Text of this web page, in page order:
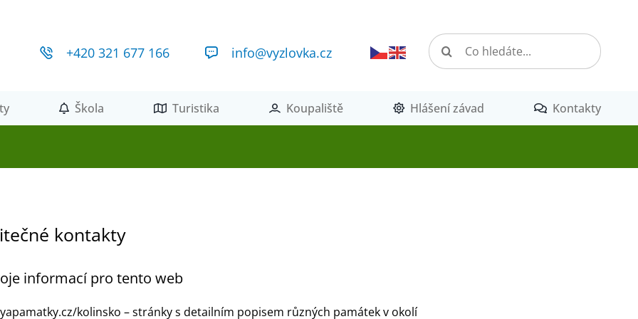
+420 321 677 166 info@vyzlovka.cz
Hledat:
Škola Turistika Koupaliště Hlášení závad Kontakty
kontakty
informací pro tento web
kolinsko – stránky s detailním popisem různých památek v okolí